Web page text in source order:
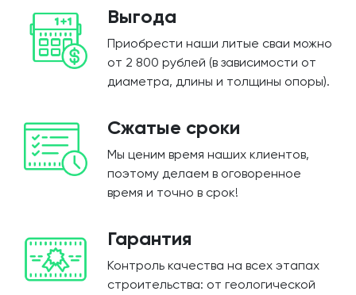
Выгода
Приобрести наши литые сваи можно
от 2 800 рублей (в зависимости от
диаметра, длины и толщины опоры).
Сжатые сроки
Мы ценим время наших клиентов,
поэтому делаем в оговоренное
время и точно в срок!
Гарантия
Контроль качества на всех этапах
строительства: от геологической